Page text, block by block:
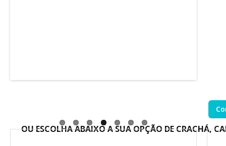
OU ESCOLHA ABAIXO A SUA OPÇÃO DE CRACHÁ,